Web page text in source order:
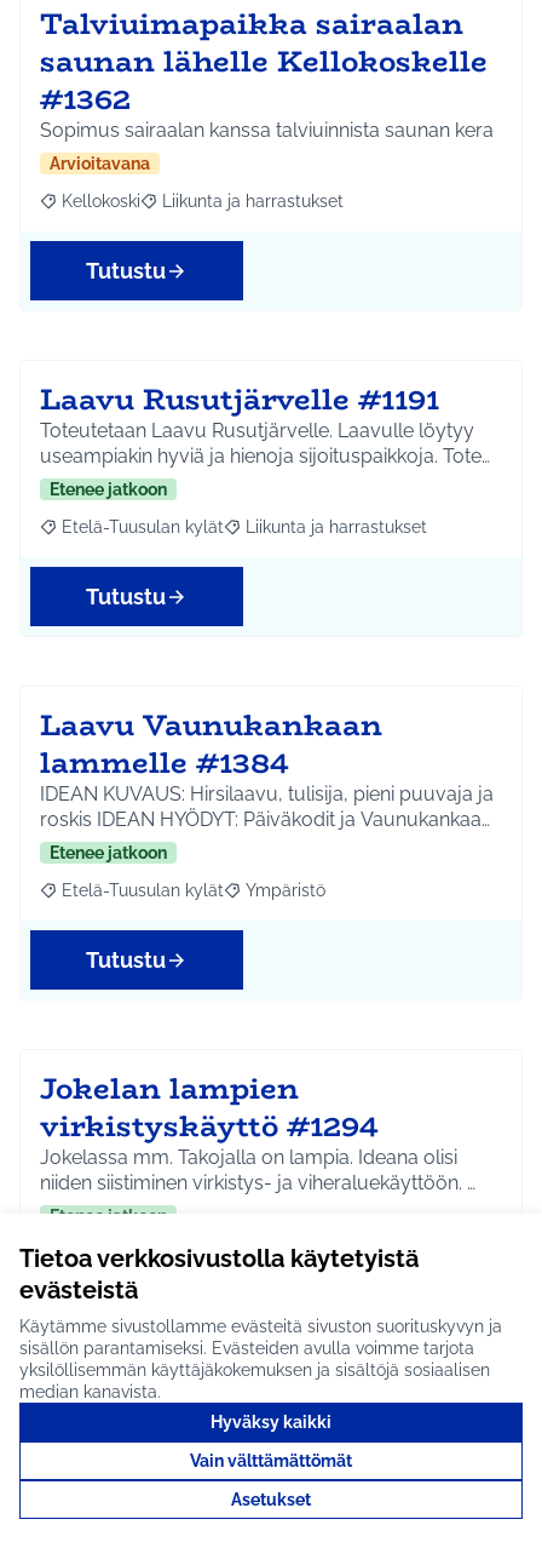
Tietoa verkkosivustolla käytetyistä
evästeistä
Käytämme sivustollamme evästeitä sivuston suorituskyvyn ja
sisällön parantamiseksi. Evästeiden avulla voimme tarjota
yksilöllisemmän käyttäjäkokemuksen ja sisältöjä sosiaalisen
median kanavista.
Hyväksy kaikki
Vain välttämättömät
Asetukset
Talviuimapaikka sairaalan
saunan lähelle Kellokoskelle
#1362
Sopimus sairaalan kanssa talviuinnista saunan kera
Arvioitavana
Rajaa tulokset aihepiirin mukaan: Kellokoski
Kellokoski Rajaa tulokset teeman mukaan: Liikunta ja
Liikunta ja harrastukset
Tutustu
Laavu Rusutjärvelle #1191
Toteutetaan Laavu Rusutjärvelle. Laavulle löytyy
useampiakin hyviä ja hienoja sijoituspaikkoja. Tote…
Etenee jatkoon
Rajaa tulokset aihepiirin mukaan: Etelä-Tuusulan kylät
Etelä-Tuusulan kylät Rajaa tulokset teeman mukaan:
Liikunta ja harrastukset
Tutustu
Laavu Vaunukankaan
lammelle #1384
IDEAN KUVAUS: Hirsilaavu, tulisija, pieni puuvaja ja
roskis IDEAN HYÖDYT: Päiväkodit ja Vaunukankaa…
Etenee jatkoon
Rajaa tulokset aihepiirin mukaan: Etelä-Tuusulan kylät
Etelä-Tuusulan kylät Rajaa tulokset teeman mukaan:
Ympäristö
Tutustu
Jokelan lampien
virkistyskäyttö #1294
Jokelassa mm. Takojalla on lampia. Ideana olisi
niiden siistiminen virkistys- ja viheraluekäyttöön. …
Etenee jatkoon
Rajaa tulokset aihepiirin mukaan: Jokela
Jokela Rajaa tulokset teeman mukaan: Ympäristö
Ympäristö
Tutustu
Frisbeegolfrata Lahelan
alueelle #1172
Puretun Ristikiven frisbeegolfradan tilalle uusi 9 tai